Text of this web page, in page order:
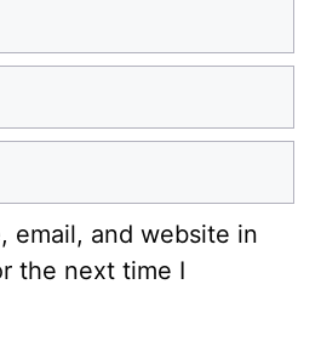
email, and website in
the next time I